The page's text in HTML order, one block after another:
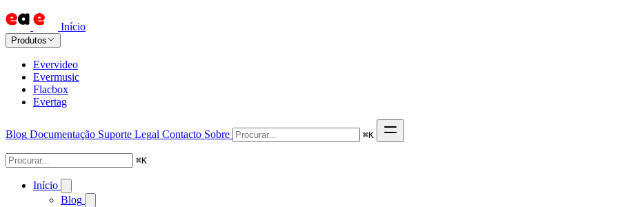
Início
Produtos
Evervideo
Evermusic
Flacbox
Evertag
Blog Documentação Suporte Legal Contacto Sobre ⌘K
⌘K
Início
Blog